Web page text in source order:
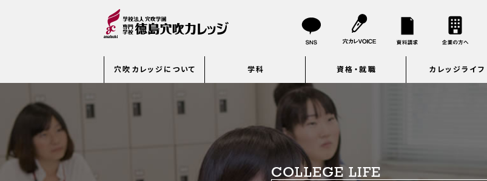
穴吹カレッジについて 学科 資格・就職 カレッジライフ
COLLEGE LIFE